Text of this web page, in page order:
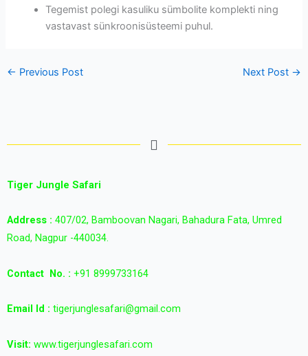
Tegemist polegi kasuliku sümbolite komplekti ning
vastavast sünkroonisüsteemi puhul.
← Previous Post Next Post →
Tiger Jungle Safari
Address : 407/02, Bamboovan Nagari, Bahadura Fata, Umred
Road, Nagpur -440034.
Contact No. : +91 8999733164
Email Id : tigerjunglesafari@gmail.com
Visit: www.tigerjunglesafari.com